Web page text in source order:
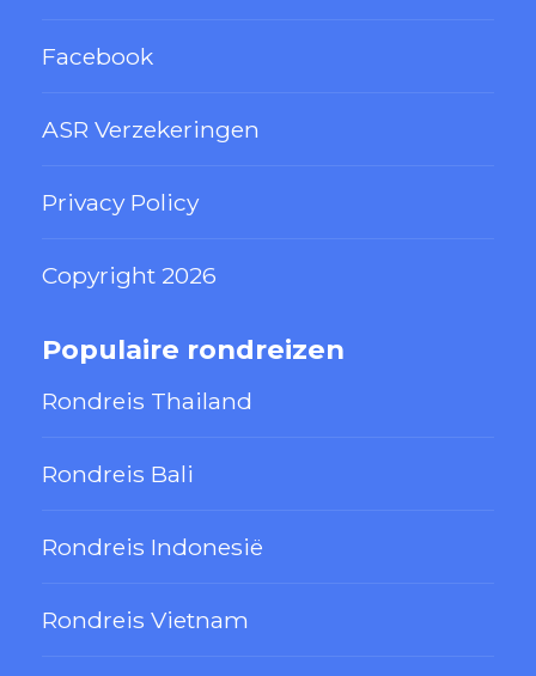
Facebook
ASR Verzekeringen
Privacy Policy
Copyright 2026
Populaire rondreizen
Rondreis Thailand
Rondreis Bali
Rondreis Indonesië
Rondreis Vietnam